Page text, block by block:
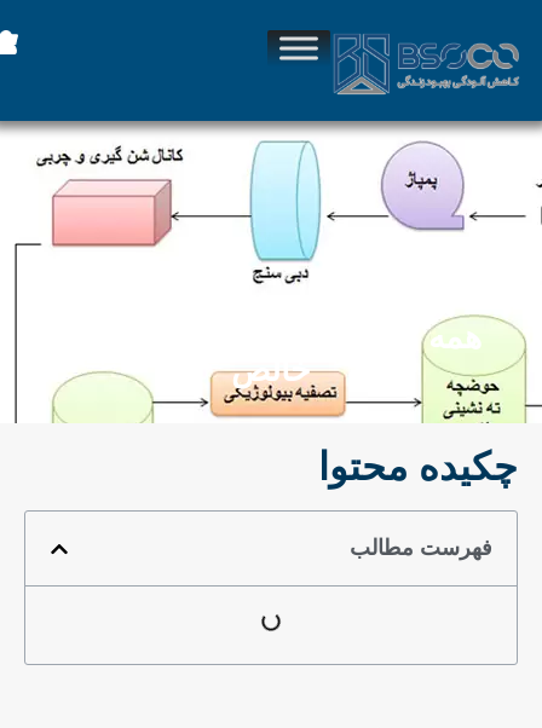
همه چیز درمورد فرآیند اکسیژن
خالص
چکیده محتوا
فهرست مطالب